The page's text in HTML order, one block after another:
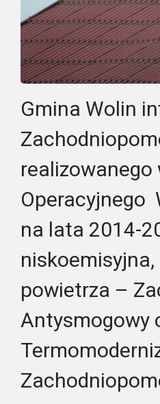
Gmina Wolin
realizowanego
Operacyjnego
na lata 2014-
powietrza –
Antysmogowy